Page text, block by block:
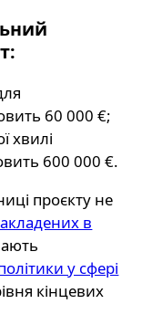
60 000 €;
хвилі
600 000 €.
проєкту не
в
у сфері
кінцевих